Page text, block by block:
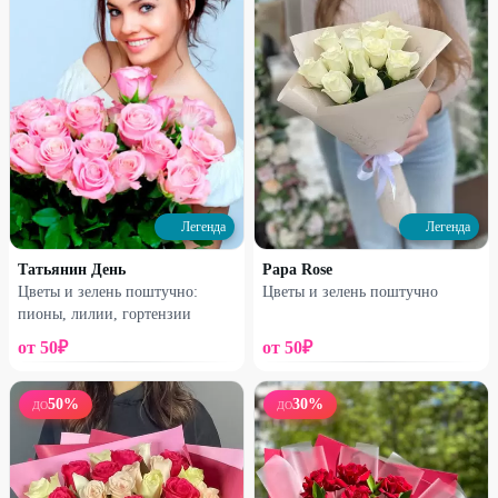
Букет из 21 розы с
гипсофилой
3670₽
%
1190₽
21% 25%
Легенда
Татьянин День
Цветы и зелень поштучно:
пионы, лилии, гортензии
от 50₽
Легенда
Papa Rose
Цветы и зелень поштучно
от 50₽
ДО50% ДО30%